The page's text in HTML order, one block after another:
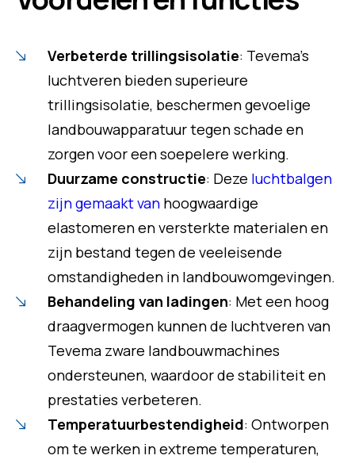
Verbeterde trillingsisolatie: Tevema’s
luchtveren bieden superieure
trillingsisolatie, beschermen gevoelige
landbouwapparatuur tegen schade en
zorgen voor een soepelere werking.
Duurzame constructie: Deze luchtbalgen
zijn gemaakt vanhoogwaardige
elastomeren en versterkte materialen en
zijn bestand tegen de veeleisende
omstandigheden in landbouwomgevingen.
Behandeling van ladingen: Met een hoog
draagvermogen kunnen de luchtveren van
Tevema zware landbouwmachines
ondersteunen, waardoor de stabiliteit en
prestaties verbeteren.
Temperatuurbestendigheid: Ontworpen
om te werken in extreme temperaturen,